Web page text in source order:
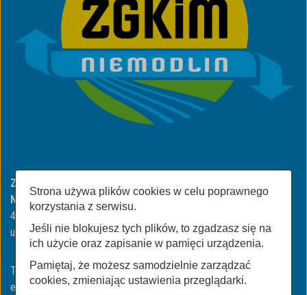
Zakład Gospodarki Komunalnej i Mieszkaniowej w
Niemodlinie
49-100 Niemodlin
ul. ul. Wojska Polskiego 3
Tel/Fax:+48774606423| +48774606318
email:biuro@zgkimniemodlin.pl
Strona używa plików cookies w celu poprawnego
korzystania z serwisu.
Jeśli nie blokujesz tych plików, to zgadzasz się na
ich użycie oraz zapisanie w pamięci urządzenia.
Pamiętaj, że możesz samodzielnie zarządzać
cookies, zmieniając ustawienia przeglądarki.